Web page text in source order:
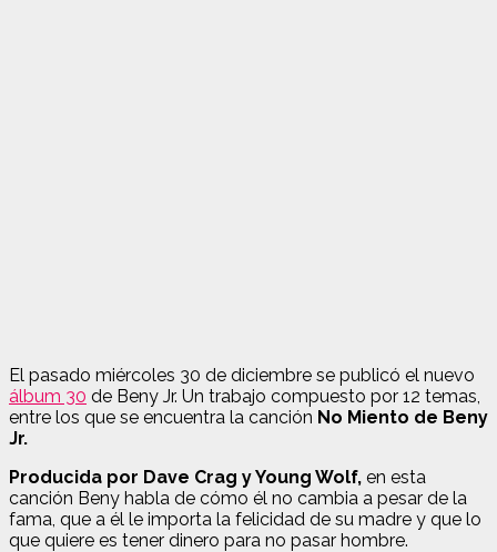
El pasado miércoles 30 de diciembre se publicó el nuevo
álbum 30 de Beny Jr. Un trabajo compuesto por 12 temas,
entre los que se encuentra la canción No Miento de Beny
Jr.
Producida por Dave Crag y Young Wolf, en esta
canción Beny habla de cómo él no cambia a pesar de la
fama, que a él le importa la felicidad de su madre y que lo
que quiere es tener dinero para no pasar hombre.